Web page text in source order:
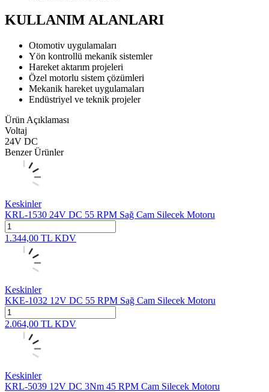
KULLANIM ALANLARI
Otomotiv uygulamaları
Yön kontrollü mekanik sistemler
Hareket aktarım projeleri
Özel motorlu sistem çözümleri
Mekanik hareket uygulamaları
Endüstriyel ve teknik projeler
Ürün Açıklaması
Voltaj
24V DC
Benzer Ürünler
Keskinler
KRL-1530 24V DC 55 RPM Sağ Cam Silecek Motoru
1.344,00 TL KDV
Keskinler
KKE-1032 12V DC 55 RPM Sağ Cam Silecek Motoru
2.064,00 TL KDV
Keskinler
KRL-5039 12V DC 3Nm 45 RPM Cam Silecek Motoru